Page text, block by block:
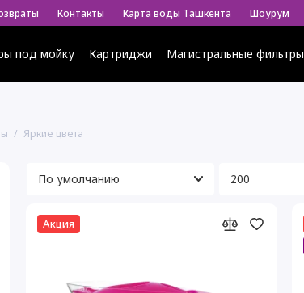
Контакты Карта воды Ташкента Шоурум
под мойку Картриджи Магистральные фильтры
Яркие цвета
Акция